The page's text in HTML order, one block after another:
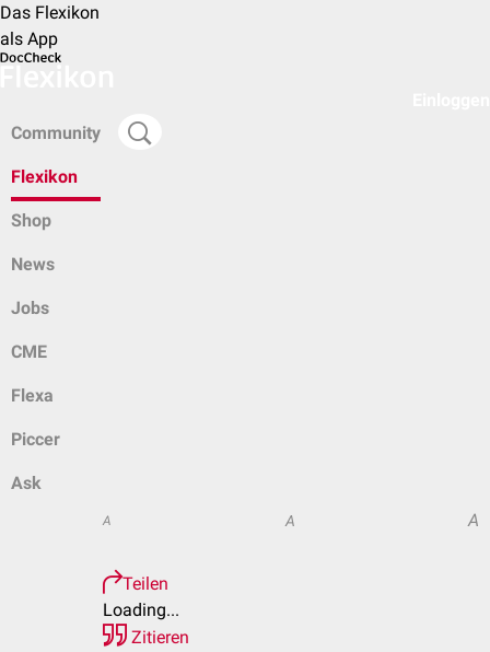
Das Flexikon
als App
Community
Flexikon
Shop
News
Jobs
CME
Flexa
Piccer
Ask
A A A
Teilen
Loading...
Zitieren